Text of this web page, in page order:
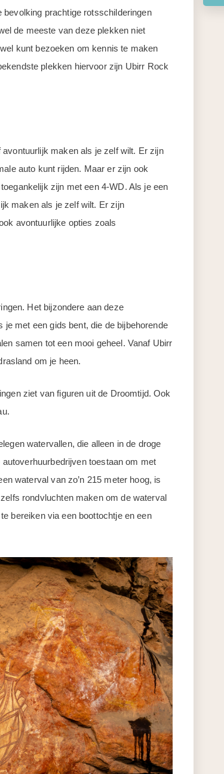
prachtige rotsschilderingen
de meeste van deze plekken niet
kunt bezoeken om kennis te maken
plekken hiervoor zijn Ubirr Rock
maken als je zelf wilt. Er zijn
auto kunt rijden. Maar er zijn ook
zijn met een 4-WD. Als je een
maken als je zelf wilt. Er zijn
avontuurlijke opties zoals
Het bijzondere aan deze
je met een gids bent, die de bijbehorende
samen tot een mooi geheel. Vanaf Ubirr
om je heen.
ziet van figuren uit de Droomtijd. Ook
watervallen, die alleen in de droge
toestaan om met
waterval van zo’n 215 meter hoog, is
rondvluchten maken om de waterval
bereiken via een boottochtje en een